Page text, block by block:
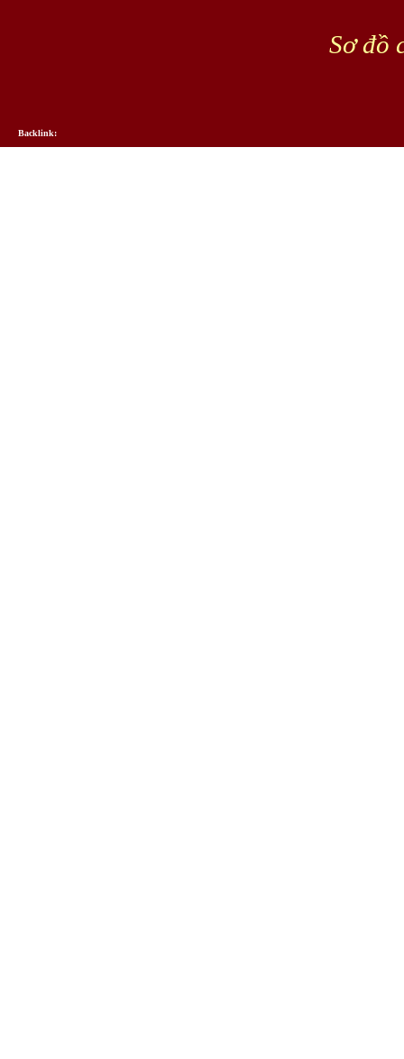
Sơ đồ
Backlink: